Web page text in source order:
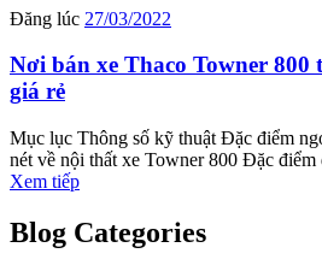
Đăng lúc 27/03/2022
Nơi bán xe Thaco Towner
giá rẻ
Mục lục Thông số kỹ thuật Đặc điểm
nét về nội thất xe Towner 800 Đặc điểm
Xem tiếp
Blog Categories